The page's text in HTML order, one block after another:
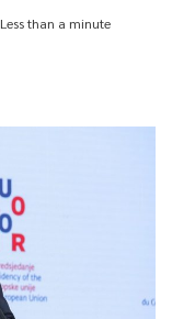
Less than a minute